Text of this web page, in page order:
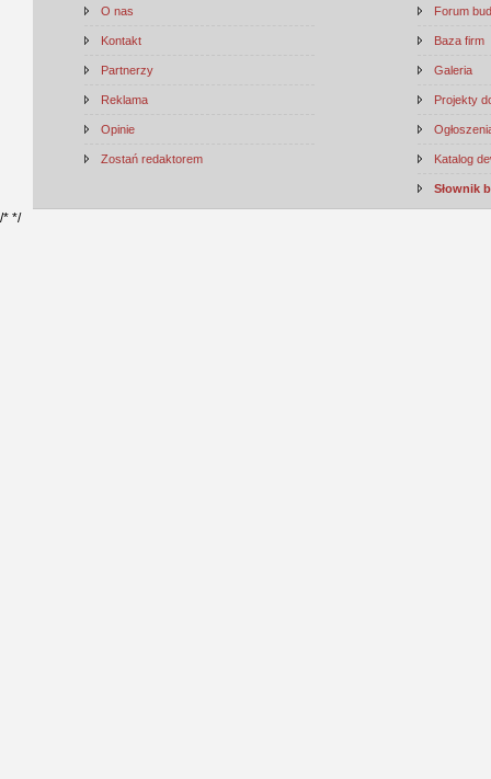
O nas
Kontakt
Partnerzy
Reklama
Opinie
Zostań redaktorem
Forum
Baza firm
Galeria
Projekty
Katalog
Słownik
/* */